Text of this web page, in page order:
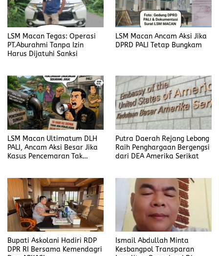
LSM Macan Tegas: Operasi
PT.Aburahmi Tanpa Izin
Harus Dijatuhi Sanksi
LSM Macan Ancam Aksi Jika
DPRD PALI Tetap Bungkam
LSM Macan Ultimatum DLH
PALI, Ancam Aksi Besar Jika
Kasus Pencemaran Tak
Putra Daerah Rejang Lebong
Raih Penghargaan Bergengsi
dari DEA Amerika Serikat
Bupati Askolani Hadiri RDP
DPR RI Bersama Kemendagri
Ismail Abdullah Minta
Kesbangpol Transparan